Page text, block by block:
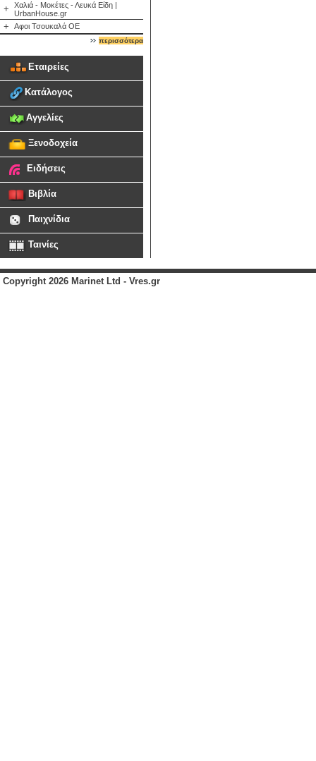
+
Χαλιά - Μοκέτες - Λευκά Είδη |
UrbanHouse.gr
+ Αφοι Τσουκαλά ΟΕ
περισσότερα
Εταιρείες
Κατάλογος
Αγγελίες
Ξενοδοχεία
Ειδήσεις
Βιβλία
Παιχνίδια
Ταινίες
Copyright 2026 Marinet Ltd - Vres.gr